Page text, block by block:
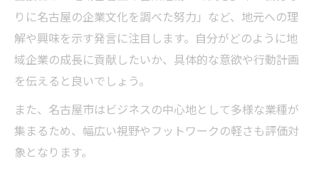
りに名古屋の企業文化を調べた努力」など、地元への理
解や興味を示す発言に注目します。自分がどのように地
域企業の成長に貢献したいか、具体的な意欲や行動計画
を伝えると良いでしょう。
また、名古屋市はビジネスの中心地として多様な業種が
集まるため、幅広い視野やフットワークの軽さも評価対
象となります。